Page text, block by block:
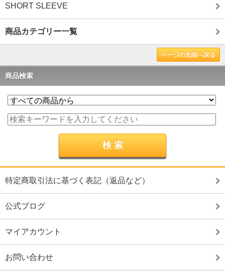
SHORT SLEEVE
商品カテゴリー一覧
ページの先頭へ戻る
商品検索
特定商取引法に基づく表記（返品など）
公式ブログ
マイアカウント
お問い合わせ